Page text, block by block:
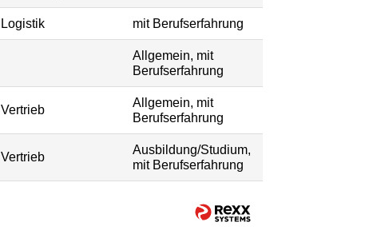
Logistik mit Berufserfahrung
Allgemein, mit
Berufserfahrung
Vertrieb
Allgemein, mit
Berufserfahrung
Vertrieb
Ausbildung/Studium,
mit Berufserfahrung